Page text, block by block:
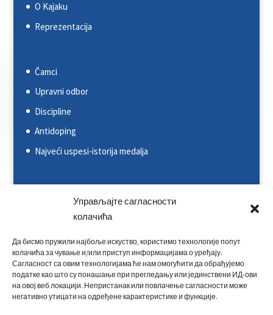
Управљајте сагласности
колачића
Да бисмо пружили најбоље искуство, користимо технологије попут
колачића за чување и/или приступ информацијама о уређају.
Сагласност са овим технологијама ће нам омогућити да обрађујемо
податке као што су понашање при прегледању или јединствени ИД-ови
на овој веб локацији. Непристанак или повлачење сагласности може
негативно утицати на одређене карактеристике и функције.
O Kajaku
Reprezentacija
Čamci
Upravni odbor
Discipline
Antidoping
Najveći uspesi-istorija medalja
Svetska kajakaška federacija (ICF)
Evropska kajakaška asocijacija (ECA)
Rezultati na nacionalnim takmičenjima
Rezultati na međunarodnim takmičenjima
Kontakt